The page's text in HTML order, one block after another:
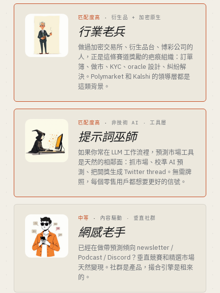
匹配度高 · 衍生品 + 加密原生
行業老兵
做過加密交易所、衍生品台、博彩公司的
人，正是這條賽道獎勵的疤痕組織：訂單
簿、做市、KYC、oracle 設計、糾紛解
決。Polymarket 和 Kalshi 的領導層都是
這類背景。
匹配度高 · 非技術 AI · 工具層
提示詞巫師
如果你常在 LLM 工作流裡，預測市場工具
是天然的相鄰面：抓市場、校準 AI 預
測、把開獎生成 Twitter thread。無需牌
照，每個零售用戶都想要更好的信號。
中等 · 內容驅動 · 垂直社群
網感老手
已經在做帶預測傾向 newsletter /
Podcast / Discord？垂直競賽和精選市場
天然變現。社群是產品，撮合引擎是租來
的。